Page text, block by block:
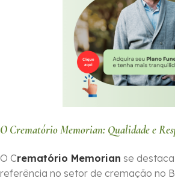
O Crematório Memorian: Qualidade e
O Crematório Memorian se
referência no setor de cremação no